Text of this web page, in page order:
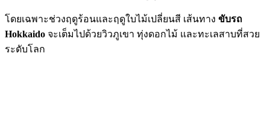
โดยเฉพาะช่วงฤดูร้อนและฤดูใบไม้เปลี่ยนสี เส้นทาง ขับรถ
Hokkaido จะเต็มไปด้วยวิวภูเขา ทุ่งดอกไม้ และทะเลสาบที่สวย
ระดับโลก